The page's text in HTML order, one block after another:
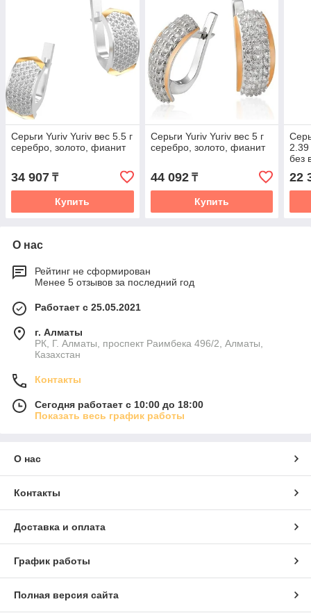
Серьги Yuriv Yuriv вес 5.5 г
серебро, золото, фианит
34 907 ₸
Купить
Серьги Yuriv Yuriv вес 5 г
серебро, золото, фианит
44 092₸
Купить
2.39
без
22
О нас
Рейтинг не сформирован
Менее 5 отзывов за последний год
Работает с 25.05.2021
г. Алматы
РК, Г. Алматы, проспект Раимбека 496/2, Алматы,
Казахстан
Контакты
Сегодня работает с 10:00 до 18:00
Показать весь график работы
О нас
Контакты
Доставка и оплата
График работы
Полная версия сайта